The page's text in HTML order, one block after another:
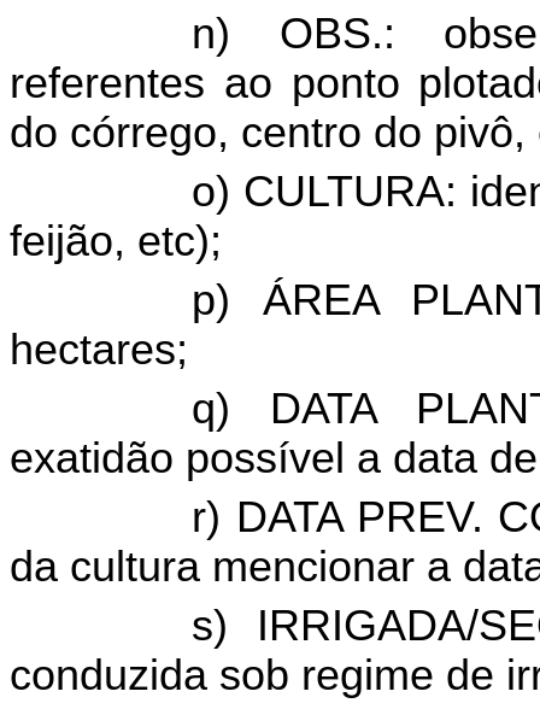
n) OBS.:
referentes ao ponto
do córrego, centro do pivô,
o) CULTURA:
feijão, etc);
p) ÁREA
hectares;
q) DATA
exatidão possível a data
r) DATA PREV.
da cultura mencionar a
s) IRRIGADA/
conduzida sob regime de